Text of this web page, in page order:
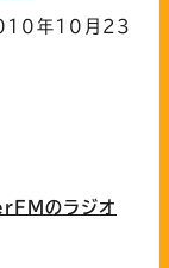
年10月23
のラジオ